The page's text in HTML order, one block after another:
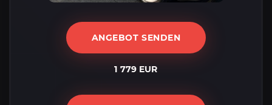
ANGEBOT SENDEN
1 779 EUR